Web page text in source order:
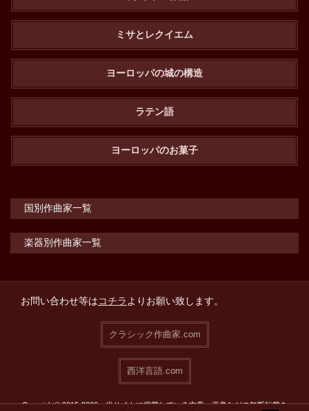
ミサとレクイエム
ヨーロッパの城の構造
ラテン語
ヨーロッパのお菓子
国別作曲家一覧
楽器別作曲家一覧
お問い合わせ等はコチラよりお願い致します。
クラシック作曲家.com
西洋言語.com
Copyright© 2015-2026 当サイトに掲載している文章・画像などの無断転載を